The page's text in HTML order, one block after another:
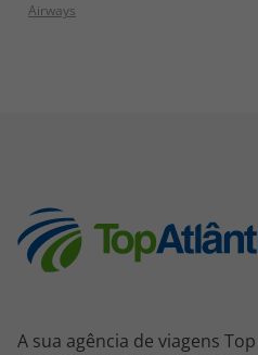
Airways
A sua agência de viagens